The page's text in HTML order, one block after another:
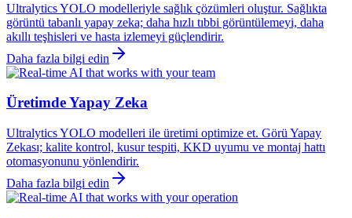
Ultralytics YOLO modelleriyle sağlık çözümleri oluştur. Sağlıkta
görüntü tabanlı yapay zeka; daha hızlı tıbbi görüntülemeyi, daha
akıllı teşhisleri ve hasta izlemeyi güçlendirir.
Daha fazla bilgi edin
Üretimde Yapay Zeka
Ultralytics YOLO modelleri ile üretimi optimize et. Görü Yapay
Zekası; kalite kontrol, kusur tespiti, KKD uyumu ve montaj hattı
otomasyonunu yönlendirir.
Daha fazla bilgi edin